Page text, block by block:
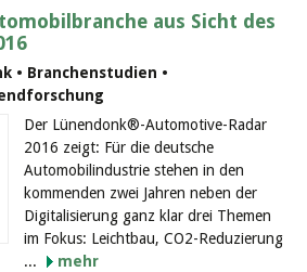
aus Sicht des
• Branchenstudien •
Der Lünendonk®-Automotive-Radar
2016 zeigt: Für die deutsche
Automobilindustrie stehen in den
kommenden zwei Jahren neben der
Digitalisierung ganz klar drei Themen
im Fokus: Leichtbau, CO2-Reduzierung
...
mehr